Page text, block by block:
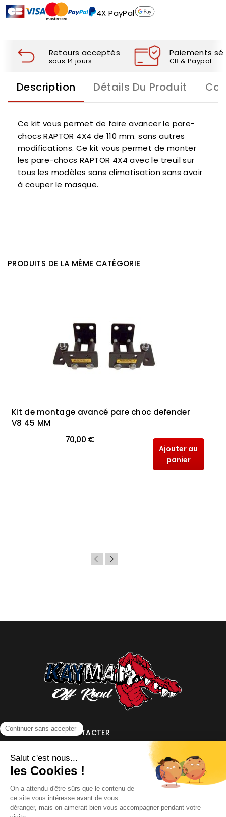
4X PayPal
Retours acceptés
sous 14 jours
Paiements
CB & Paypal
Description Détails Du Produit
Ce kit vous permet de faire avancer le pare-
chocs RAPTOR 4X4 de 110 mm. sans autres
modifications. Ce kit vous permet de monter
les pare-chocs RAPTOR 4X4 avec le treuil sur
tous les modèles sans climatisation sans avoir
à couper le masque.
PRODUITS DE LA MÊME CATÉGORIE
Kit de montage avancé pare choc defender
V8 45 MM
70,00 €
Ajouter au
panier
NOUS CONTACTER
INFORMATIONS
NOS PARTENAIRES